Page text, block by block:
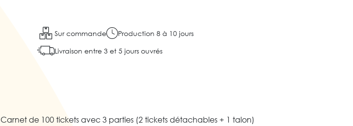
Sur commande Production 8 à 10 jours
Livraison entre 3 et 5 jours ouvrés
Carnet de 100 tickets avec 3 parties (2 tickets détachables + 1 talon)